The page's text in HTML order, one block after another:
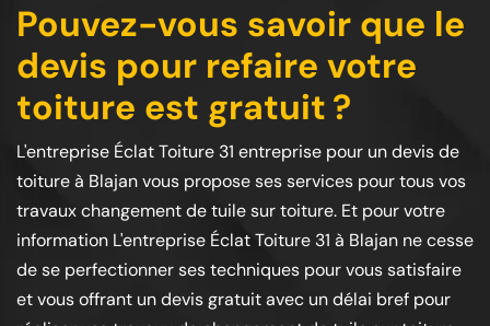
Pouvez-vous savoir que le
devis pour refaire votre
toiture est gratuit ?
L'entreprise Éclat Toiture 31 entreprise pour un devis de
toiture à Blajan vous propose ses services pour tous vos
travaux changement de tuile sur toiture. Et pour votre
information L'entreprise Éclat Toiture 31 à Blajan ne cesse
de se perfectionner ses techniques pour vous satisfaire
et vous offrant un devis gratuit avec un délai bref pour